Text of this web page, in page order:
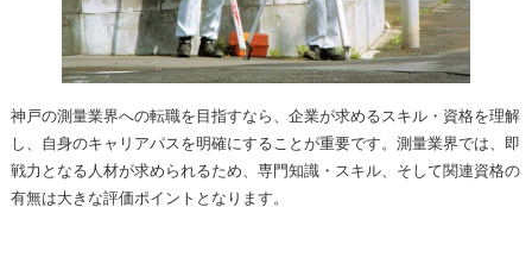
神戸の測量業界への転職を目指すなら、企業が求めるスキル・資格を理解
し、自身のキャリアパスを明確にすることが重要です。測量業界では、即
戦力となる人材が求められるため、専門知識・スキル、そして関連資格の
有無は大きな評価ポイントとなります。